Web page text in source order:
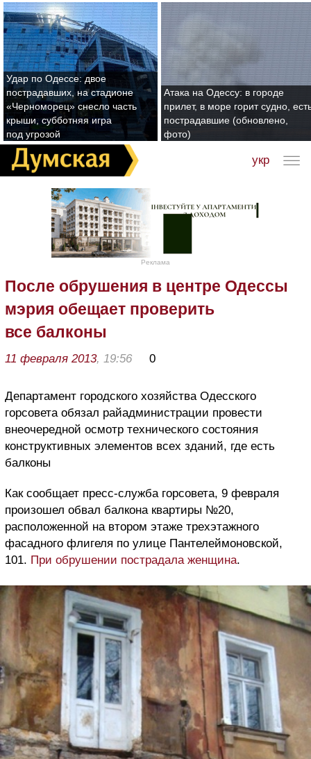
Удар по Одессе: двое
пострадавших, на стадионе
«Черноморец» снесло часть
крыши, субботняя игра
под угрозой
Атака на Одессу: в городе
прилет, в море горит судно,
пострадавшие (обновлено,
фото)
укр
Реклама
После обрушения в центре Одессы
мэрия обещает проверить
все балконы
11 февраля 2013, 19:56 0
Департамент городского хозяйства Одесского
горсовета обязал райадминистрации провести
внеочередной осмотр технического состояния
конструктивных элементов всех зданий, где есть
балконы
Как сообщает пресс-служба горсовета, 9 февраля
произошел обвал балкона квартиры №20,
расположенной на втором этаже трехэтажного
фасадного флигеля по улице Пантелеймоновской,
101. При обрушении пострадала женщина.